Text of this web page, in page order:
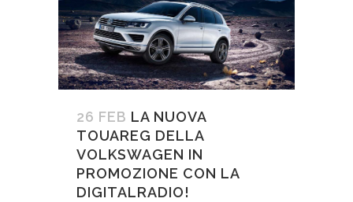
26 FEB LA NUOVA
TOUAREG DELLA
VOLKSWAGEN IN
PROMOZIONE CON LA
DIGITALRADIO!